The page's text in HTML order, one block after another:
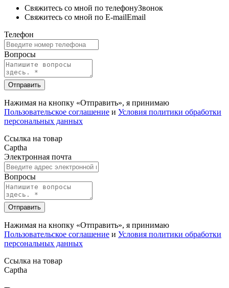
Свяжитесь со мной по телефонуЗвонок
Свяжитесь со мной по E-mailEmail
Телефон
Вопросы
Отправить
Нажимая на кнопку «Отправить», я принимаю
Пользовательское соглашение и Условия политики обработки
персональных данных
Ссылка на товар
Captha
Электронная почта
Вопросы
Отправить
Нажимая на кнопку «Отправить», я принимаю
Пользовательское соглашение и Условия политики обработки
персональных данных
Ссылка на товар
Captha